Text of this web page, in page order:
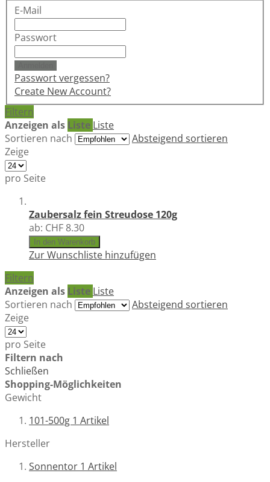
E-Mail
Passwort
Passwort vergessen?
Create New Account?
Filtern
Anzeigen als Liste Liste
Sortieren nach
Absteigend sortieren
Zeige
pro Seite
Zaubersalz fein Streudose 120g
ab: CHF 8.30
In den Warenkorb
Zur Wunschliste hinzufügen
Filtern
Anzeigen als Liste Liste
Sortieren nach
Absteigend sortieren
Zeige
pro Seite
Filtern nach
Schließen
Shopping-Möglichkeiten
Gewicht
101-500g 1 Artikel
Hersteller
Sonnentor 1 Artikel